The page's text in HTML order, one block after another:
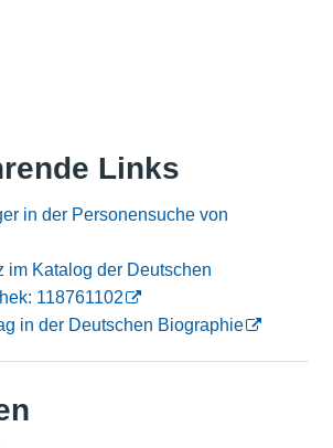
Links
in der Personensuche von
im Katalog der Deutschen
118761102
in der Deutschen Biographie